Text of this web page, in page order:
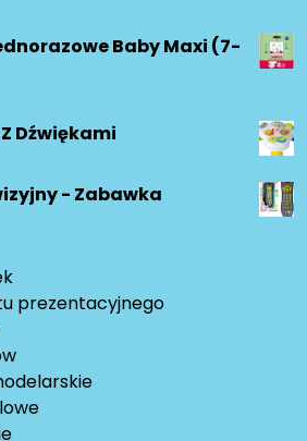
Baby Maxi (7-
Dźwiękami
- Zabawka
prezentacyjnego